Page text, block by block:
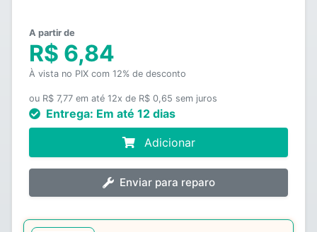
A partir de
R$ 6,84
À vista no PIX com 12% de desconto
ou R$ 7,77 em até 12x de R$ 0,65 sem juros
Entrega: Em até 12 dias
Adicionar
Enviar para reparo